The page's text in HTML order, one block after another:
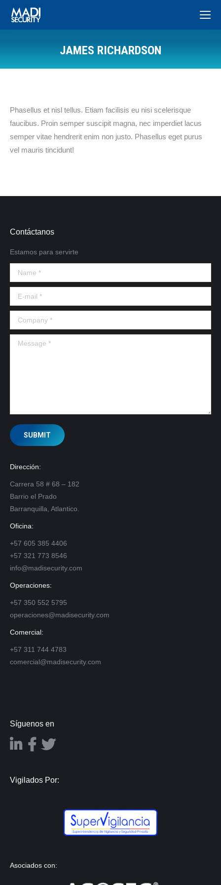
JAMES RICHARDSON
Phasellus et nisl tellus. Etiam facilisis eu nisi scelerisque
faucibus. Proin semper suscipit magna, nec imperdiet lacus
semper vitae hendrerit enim non justo. Phasellus eget purus
vel mauris tincidunt!
Contáctanos
Estamos para servirte
Name *
E-mail *
Company *
Message *
SUBMIT
Dirección:
Carrera 58 # 68 – 182
Barrio el Prado
Barranquilla, Atlantico.
Oficina:
+57 605 385 4406
+57 321 773 8546
info@madisecurity.com
Operaciones:
+57 350 552 5795
operaciones@madisecurity.com
Comercial:
+57 311 744 4783
comercial@madisecurity.com
Síguenos en
Vigilados Por:
Asociados con: